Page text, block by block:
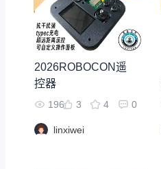
2026ROBOCON遥
控器
196 3 4 0
linxiwei